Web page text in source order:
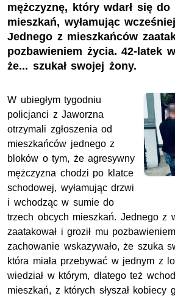
mężczyznę, który wdarł się do
mieszkań, wyłamując
Jednego z mieszkańców
pozbawieniem życia. 42-latek
że... szukał swojej żony.
W ubiegłym tygodniu
policjanci z Jaworzna
otrzymali zgłoszenia od
mieszkańców jednego z
bloków o tym, że agresywny
mężczyzna chodzi po klatce
schodowej, wyłamując drzwi
i wchodząc w sumie do
trzech obcych mieszkań. Jednego z
zaatakował i groził mu
zachowanie wskazywało, że szuka
która miała przebywać w jednym z
wiedział w którym, dlatego też
mieszkań, z których słyszał kobiecy